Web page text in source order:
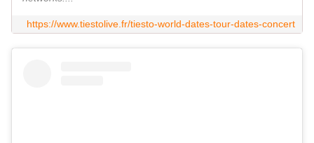
https://www.tiestolive.fr/tiesto-world-dates-tour-dates-concert